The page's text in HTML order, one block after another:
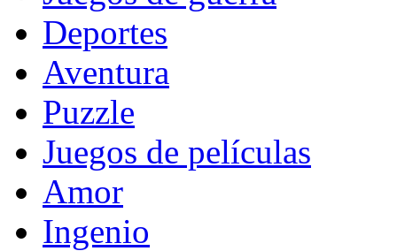
Deportes
Aventura
Puzzle
Juegos de películas
Amor
Ingenio